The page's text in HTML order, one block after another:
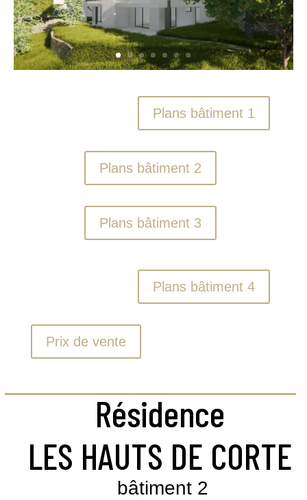
Plans bâtiment 1
Plans bâtiment 2
Plans bâtiment 3
Plans bâtiment 4
Prix de vente
Résidence
LES HAUTS DE CORTE
bâtiment 2